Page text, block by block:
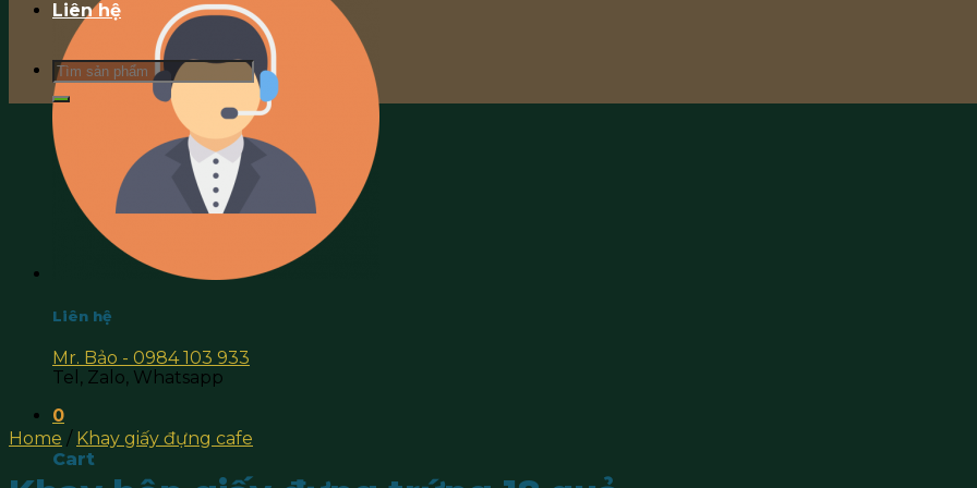
Liên hệ
Mr. Bảo - 0984 103 933
Tel, Zalo, Whatsapp
0
Cart
Liên hệ
Search
for:
Home / Khay giấy đựng cafe